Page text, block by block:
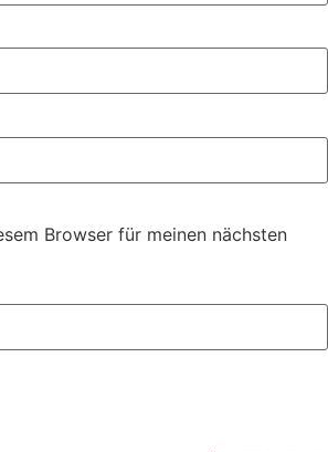
Browser für meinen nächsten